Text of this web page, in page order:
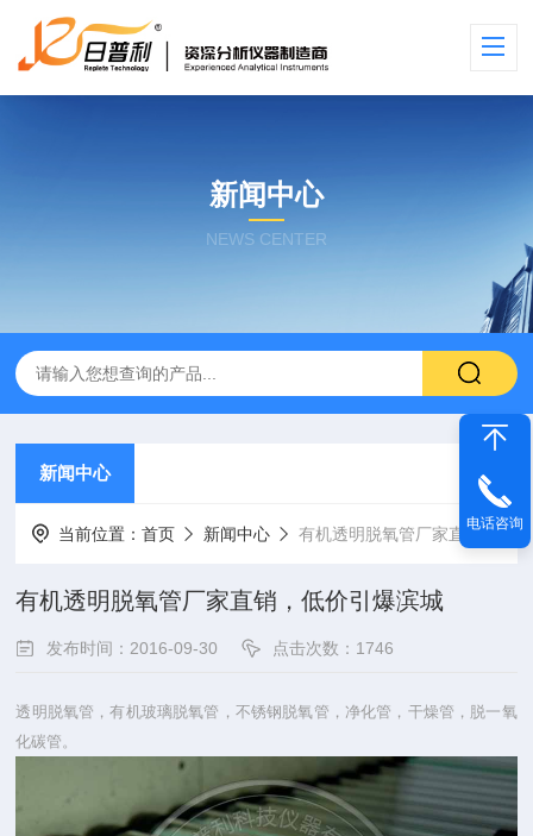
新闻中心
NEWS CENTER
新闻中心
当前位置：首页 新闻中心 有机透明脱氧管厂家直销，低价引爆滨城
有机透明脱氧管厂家直销，低价引爆滨城
发布时间：2016-09-30 点击次数：1746
透明脱氧管，有机玻璃脱氧管，不锈钢脱氧管，净化管，干燥管，脱一氧
化碳管。
电话咨询